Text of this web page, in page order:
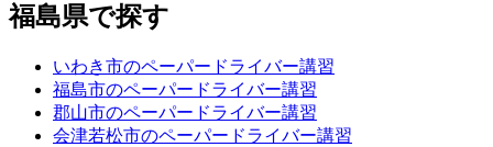
福島県で探す
いわき市のペーパードライバー講習
福島市のペーパードライバー講習
郡山市のペーパードライバー講習
会津若松市のペーパードライバー講習